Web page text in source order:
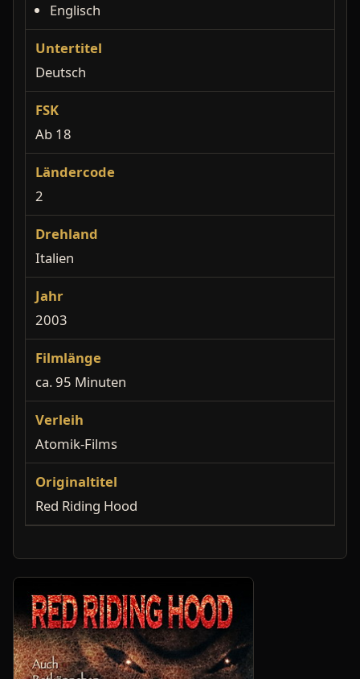
Englisch
Untertitel
Deutsch
FSK
Ab 18
Ländercode
2
Drehland
Italien
Jahr
2003
Filmlänge
ca. 95 Minuten
Verleih
Atomik-Films
Originaltitel
Red Riding Hood